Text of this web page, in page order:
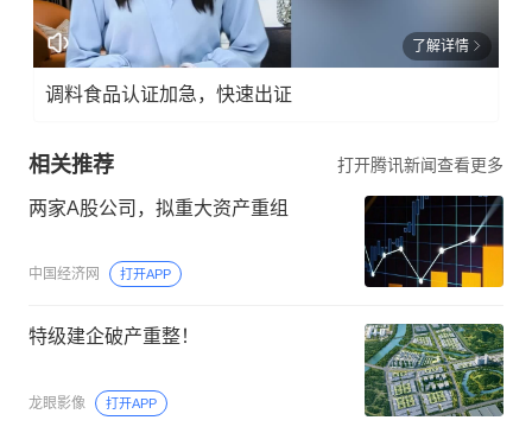
了解详情
调料食品认证加急，快速出证
相关推荐 打开腾讯新闻查看更多
两家A股公司，拟重大资产重组
中国经济网 打开APP
特级建企破产重整！
龙眼影像 打开APP